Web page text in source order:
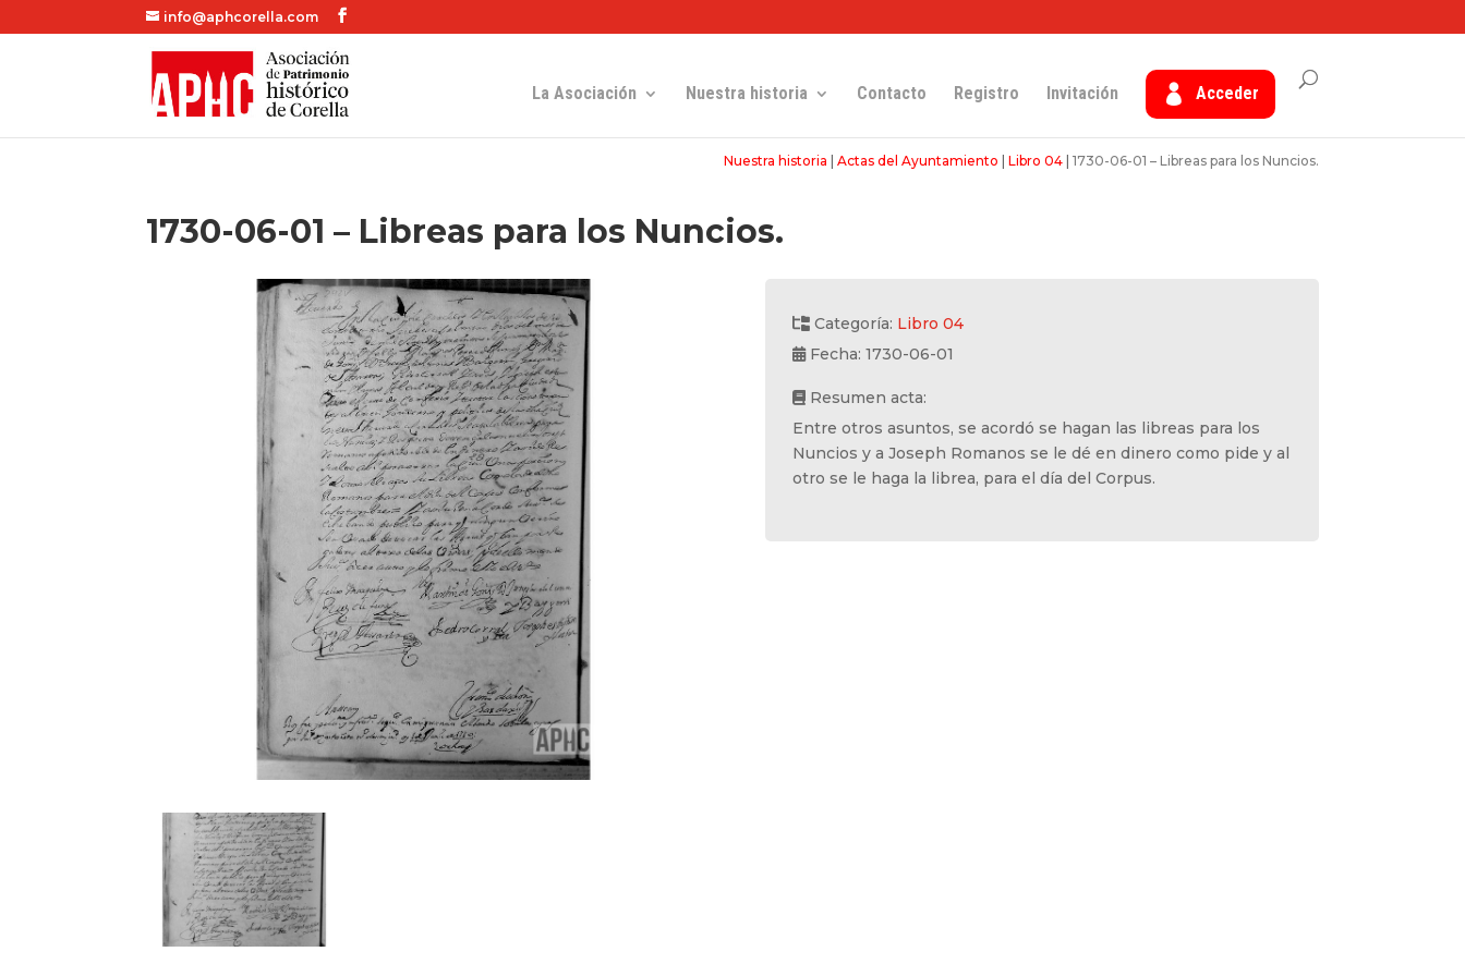
info@aphcorella.com
La Asociación Nuestra historia Contacto Registro Invitación Acceder
Nuestra historia Actas del Ayuntamiento Libro 04| 1730-06-01 – Libreas para los Nuncios.
1730-06-01 – Libreas para los Nuncios.
Categoría: Libro 04
Fecha: 1730-06-01
Resumen acta:
Entre otros asuntos, se acordó se hagan las libreas para los
Nuncios y a Joseph Romanos se le dé en dinero como pide y al
otro se le haga la librea, para el día del Corpus.